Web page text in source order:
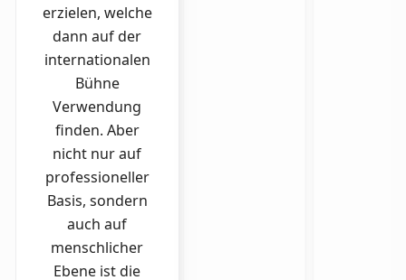
erzielen, welche
dann auf der
internationalen
Bühne
Verwendung
finden. Aber
nicht nur auf
professioneller
Basis, sondern
auch auf
menschlicher
Ebene ist die